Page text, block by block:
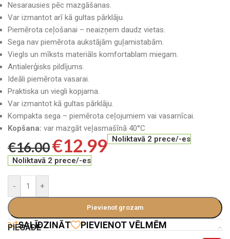
Nesarausies pēc mazgāšanas.
Var izmantot arī kā gultas pārklāju.
Piemērota ceļošanai – neaizņem daudz vietas.
Sega nav piemērota aukstājām guļamistabām.
Viegls un mīksts materiāls komfortablam miegam.
Antialerģisks pildījums.
Ideāli piemērota vasarai.
Praktiska un viegli kopjama.
Var izmantot kā gultas pārklāju.
Kompakta sega – piemērota ceļojumiem vai vasarnīcai.
Kopšana: var mazgāt veļasmašīnā 40°C
€16.00€12.99 Noliktavā 2 prece/-es
Noliktavā 2 prece/-es
- +
Pievienot grozam
SALĪDZINĀT PIEVIENOT VĒLMĒM
PIEGĀDE